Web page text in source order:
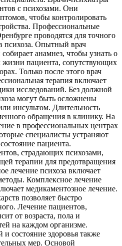
с психозами. Они
чтобы контролировать
Профессиональные
проводятся для точного
психоза. Опытный врач
анамнез, чтобы узнать о
жизни пациента, сопутствующих
Только после этого врач
терапия включает
исследований. Без должной
могут быть осложнены
инсультом. Длительность
обращения в клинику. На
в профессиональных центрах
специалисты устраняют
пациента.
страдающих психозами,
терапии для предотвращения
лечение психоза включает
Комплексное лечение
медикаментозное лечение.
позволяет быстро
Лечение пациентов,
от возраста, пола и
на каждом организме.
состояние здоровья также
мер. Основой